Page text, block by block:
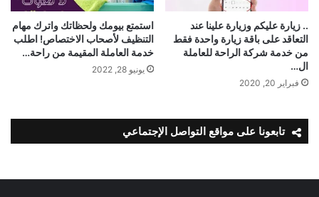
.. زيارة عليكم وزيارة علينا عند
التعاقد على باقة زيارة واحدة فقط
من خدمة شركة الراحة للعاملة
ال…
فبراير 20, 2020
استمتع بيومك ولحظاتك واترك مهام
التنظيف لأصحاب الاختصاص! اطلب
خدمة العاملة المقيمة من راحة…
يونيو 28, 2022
تابعونا على مواقع التواصل الإجتماعي